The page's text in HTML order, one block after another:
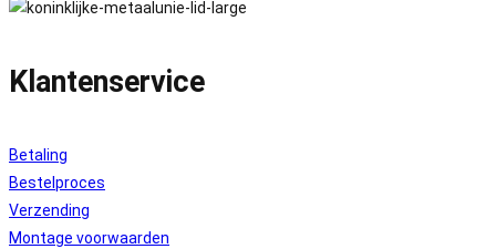
Klantenservice
Betaling
Bestelproces
Verzending
Montage voorwaarden